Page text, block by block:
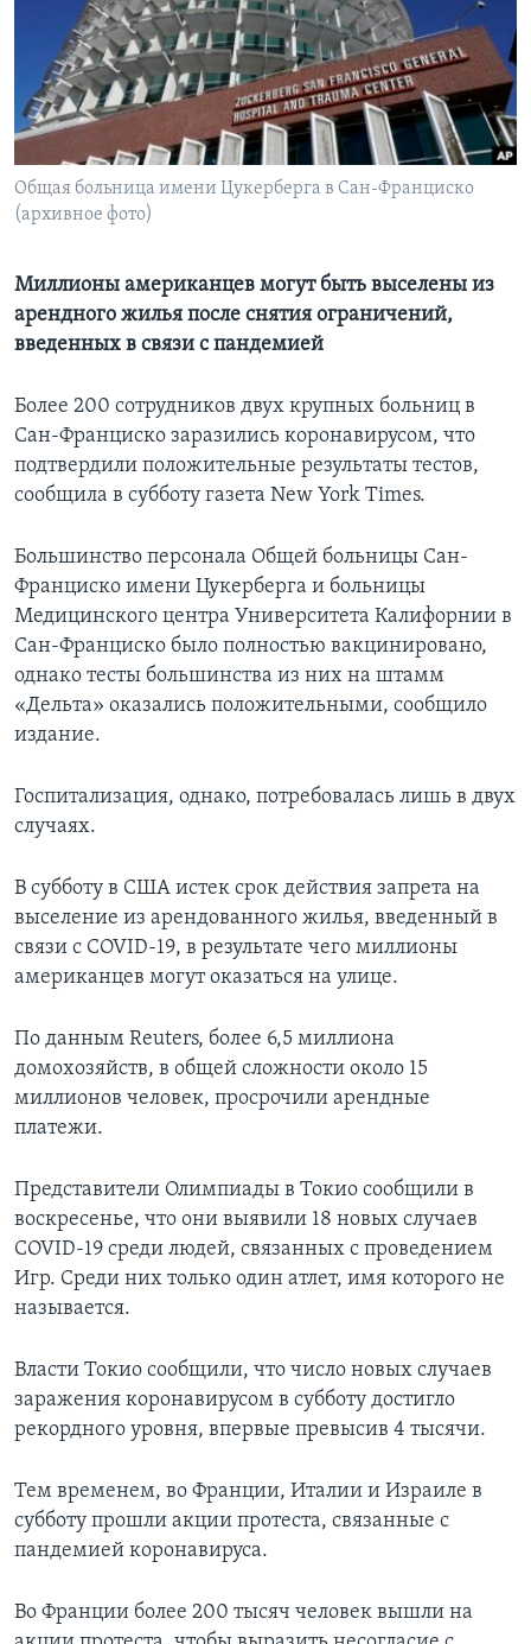
Learning English
СОЦИАЛЬНЫЕ СЕТИ
Языки
Общая больница имени Цукерберга в Сан-Франциско
(архивное фото)
Миллионы американцев могут быть выселены из
арендного жилья после снятия ограничений,
введенных в связи с пандемией
Более 200 сотрудников двух крупных больниц в
Сан-Франциско заразились коронавирусом, что
подтвердили положительные результаты тестов,
сообщила в субботу газета New York Times.
Большинство персонала Общей больницы Сан-
Франциско имени Цукерберга и больницы
Медицинского центра Университета Калифорнии в
Сан-Франциско было полностью вакцинировано,
однако тесты большинства из них на штамм
«Дельта» оказались положительными, сообщило
издание.
Госпитализация, однако, потребовалась лишь в двух
случаях.
В субботу в США истек срок действия запрета на
выселение из арендованного жилья, введенный в
связи с COVID-19, в результате чего миллионы
американцев могут оказаться на улице.
По данным Reuters, более 6,5 миллиона
домохозяйств, в общей сложности около 15
миллионов человек, просрочили арендные
платежи.
Представители Олимпиады в Токио сообщили в
воскресенье, что они выявили 18 новых случаев
COVID-19 среди людей, связанных с проведением
Игр. Среди них только один атлет, имя которого не
называется.
Власти Токио сообщили, что число новых случаев
заражения коронавирусом в субботу достигло
рекордного уровня, впервые превысив 4 тысячи.
Тем временем, во Франции, Италии и Израиле в
субботу прошли акции протеста, связанные с
пандемией коронавируса.
Во Франции более 200 тысяч человек вышли на